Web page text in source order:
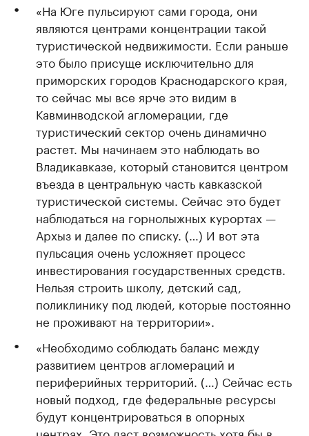
«На Юге пульсируют сами города, они
являются центрами концентрации такой
туристической недвижимости. Если раньше
это было присуще исключительно для
приморских городов Краснодарского края,
то сейчас мы все ярче это видим в
Кавминводской агломерации, где
туристический сектор очень динамично
растет. Мы начинаем это наблюдать во
Владикавказе, который становится центром
въезда в центральную часть кавказской
туристической системы. Сейчас это будет
наблюдаться на горнолыжных курортах —
Архыз и далее по списку. (…) И вот эта
пульсация очень усложняет процесс
инвестирования государственных средств.
Нельзя строить школу, детский сад,
поликлинику под людей, которые постоянно
не проживают на территории».
«Необходимо соблюдать баланс между
развитием центров агломераций и
периферийных территорий. (…) Сейчас есть
новый подход, где федеральные ресурсы
будут концентрироваться в опорных